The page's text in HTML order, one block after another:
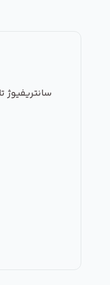
سانتریفیوژ